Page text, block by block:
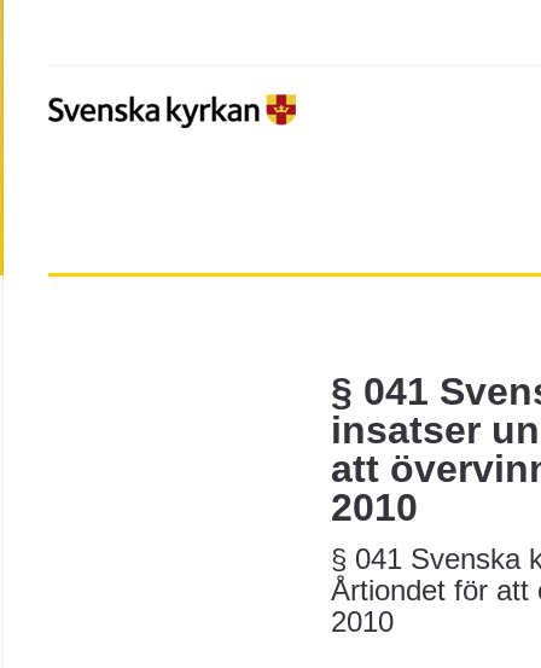
§ 041
insatser
att
2010
§ 041 Svenska
Årtiondet för att
2010